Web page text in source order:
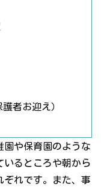
者お迎え）
や保育園のような
いるところや朝から
ぞれです。また、事